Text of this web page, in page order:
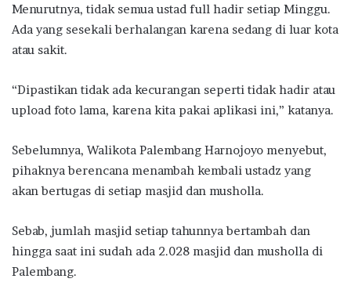
Menurutnya, tidak semua ustad full hadir setiap Minggu.
Ada yang sesekali berhalangan karena sedang di luar kota
atau sakit.
“Dipastikan tidak ada kecurangan seperti tidak hadir atau
upload foto lama, karena kita pakai aplikasi ini,” katanya.
Sebelumnya, Walikota Palembang Harnojoyo menyebut,
pihaknya berencana menambah kembali ustadz yang
akan bertugas di setiap masjid dan musholla.
Sebab, jumlah masjid setiap tahunnya bertambah dan
hingga saat ini sudah ada 2.028 masjid dan musholla di
Palembang.